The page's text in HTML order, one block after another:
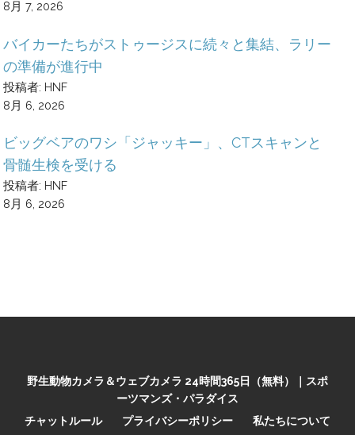
8月 7, 2026
バイカーたちがストゥージスに続々と集結、ラリー
の準備が進行中
投稿者: HNF
8月 6, 2026
ビッグベアのワシ「ジャッキー」、CTスキャンと
骨髄生検を受ける
投稿者: HNF
8月 6, 2026
野生動物カメラ＆ウェブカメラ 24時間365日（無料）｜スポ
ーツマンズ・パラダイス
チャットルール
プライバシーポリシー 私たちについて